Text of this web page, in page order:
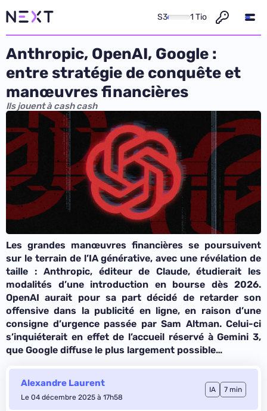
S3 1 Tio
Anthropic, OpenAI, Google :
entre stratégie de conquête et
manœuvres financières
Ils jouent à cash cash
Les grandes manœuvres financières se poursuivent
sur le terrain de l’IA générative, avec une révélation de
taille : Anthropic, éditeur de Claude, étudierait les
modalités d’une introduction en bourse dès 2026.
OpenAI aurait pour sa part décidé de retarder son
offensive dans la publicité en ligne, en raison d’une
consigne d’urgence passée par Sam Altman. Celui-ci
s’inquiéterait en effet de l’accueil réservé à Gemini 3,
que Google diffuse le plus largement possible…
Alexandre Laurent
Le 04 décembre 2025 à 17h58
IA 7 min